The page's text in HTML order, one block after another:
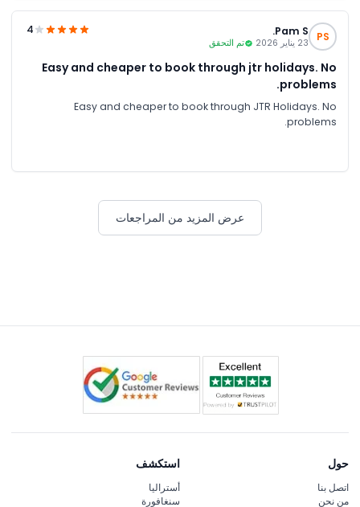
PS
Pam S.
23 يناير 2026 تم التحقق
4
Easy and cheaper to book through jtr holidays. No
problems.
Easy and cheaper to book through JTR Holidays. No
problems.
عرض المزيد من المراجعات
حول
اتصل بنا
من نحن
استكشف
أستراليا
سنغافورة